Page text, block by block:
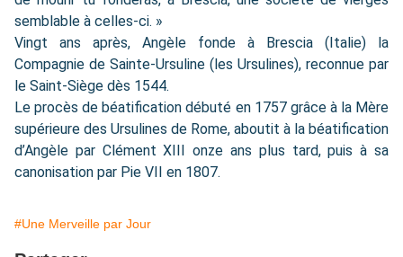
semblable à celles-ci. »
Vingt ans après, Angèle fonde à Brescia (Italie) la
Compagnie de Sainte-Ursuline (les Ursulines), reconnue par
le Saint-Siège dès 1544.
Le procès de béatification débuté en 1757 grâce à la Mère
supérieure des Ursulines de Rome, aboutit à la béatification
d’Angèle par Clément XIII onze ans plus tard, puis à sa
canonisation par Pie VII en 1807.
#Une Merveille par Jour